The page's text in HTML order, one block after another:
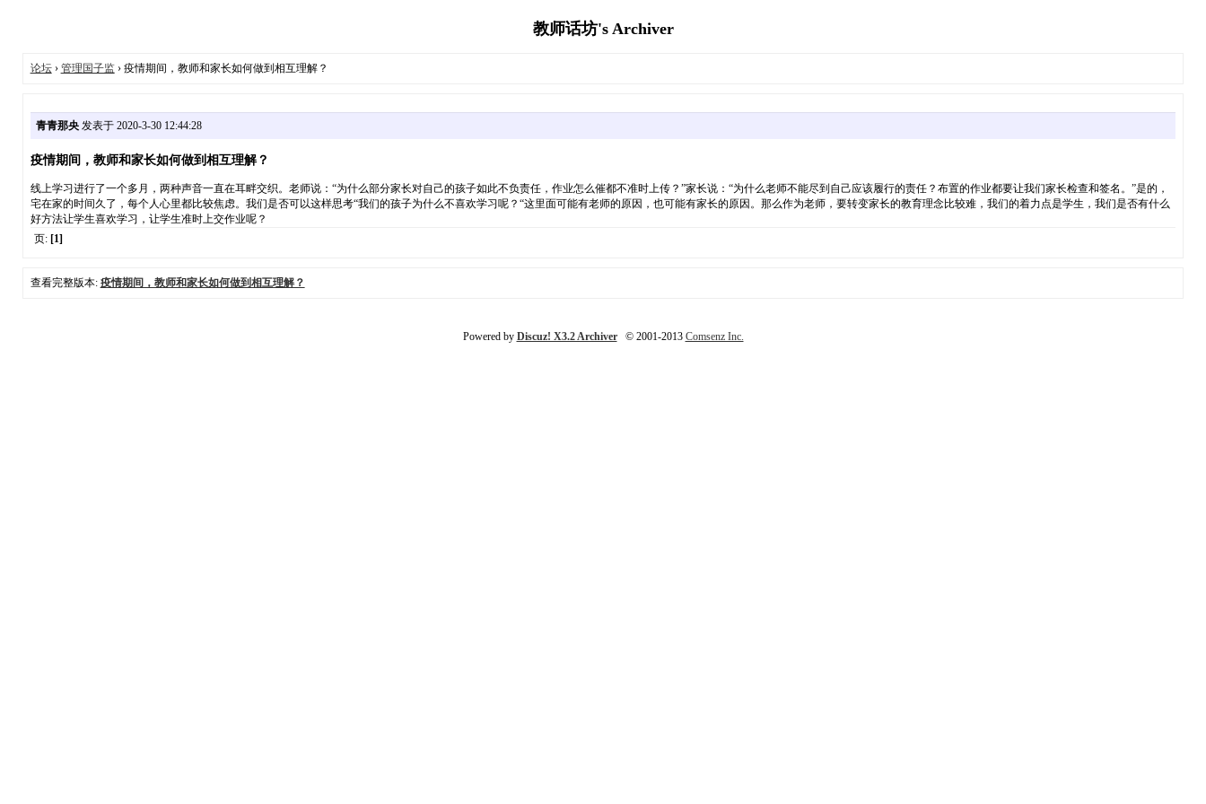
教师话坊's Archiver
论坛› 管理国子监› 疫情期间，教师和家长如何做到相互理解？
青青那央发表于 2020-3-30 12:44:28
疫情期间，教师和家长如何做到相互理解？
线上学习进行了一个多月，两种声音一直在耳畔交织。老师说：“为什么部分家长对自己的孩子如此不负责任，作业怎么催都不准时上传？”家长说：“为什么老师不能尽到自己应该履行的责任？布置的作业都要让我们家长检查和签名。”是的，
宅在家的时间久了，每个人心里都比较焦虑。我们是否可以这样思考“我们的孩子为什么不喜欢学习呢？“这里面可能有老师的原因，也可能有家长的原因。那么作为老师，要转变家长的教育理念比较难，我们的着力点是学生，我们是否有什么
好方法让学生喜欢学习，让学生准时上交作业呢？
页: [1]
查看完整版本: 疫情期间，教师和家长如何做到相互理解？
Powered by Discuz! X3.2 Archiver© 2001-2013 Comsenz Inc.